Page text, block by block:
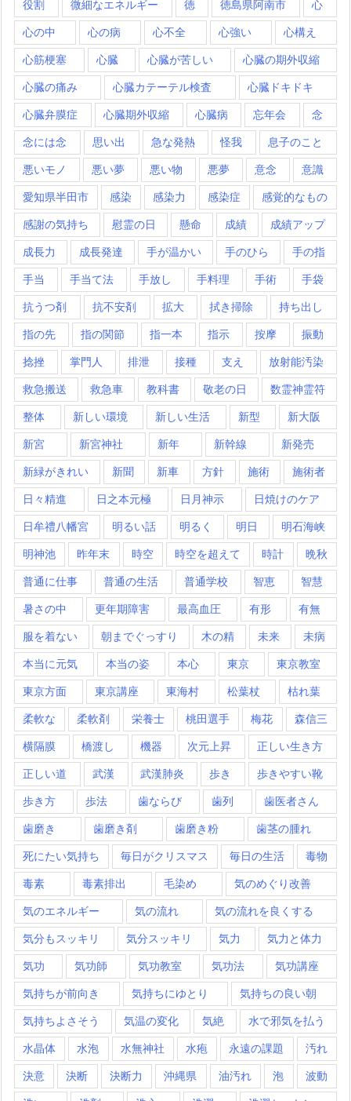
役割 微細なエネルギー 徳 徳島県阿南市 心
心の中 心の病 心不全 心強い 心構え
心筋梗塞 心臓 心臓が苦しい 心臓の期外収縮
心臓の痛み 心臓カテーテル検査 心臓ドキドキ
心臓弁膜症 心臓期外収縮 心臓病 忘年会 念
念には念 思い出 急な発熱 怪我 息子のこと
悪いモノ 悪い夢 悪い物 悪夢 意念 意識
愛知県半田市 感染 感染力 感染症 感覚的なもの
感謝の気持ち 慰霊の日 懸命 成績 成績アップ
成長力 成長発達 手が温かい 手のひら 手の指
手当 手当て法 手放し 手料理 手術 手袋
抗うつ剤 抗不安剤 拡大 拭き掃除 持ち出し
指の先 指の関節 指一本 指示 按摩 振動
捻挫 掌門人 排泄 接種 支え 放射能汚染
救急搬送 救急車 教科書 敬老の日 数霊神霊符
整体 新しい環境 新しい生活 新型 新大阪
新宮 新宮神社 新年 新幹線 新発売
新緑がきれい 新聞 新車 方針 施術 施術者
日々精進 日之本元極 日月神示 日焼けのケア
日牟禮八幡宮 明るい話 明るく 明日 明石海峡
明神池 昨年末 時空 時空を超えて 時計 晩秋
普通に仕事 普通の生活 普通学校 智恵 智慧
暑さの中 更年期障害 最高血圧 有形 有無
服を着ない 朝までぐっすり 木の精 未来 未病
本当に元気 本当の姿 本心 東京 東京教室
東京方面 東京講座 東海村 松葉杖 枯れ葉
柔軟な 柔軟剤 栄養士 桃田選手 梅花 森信三
横隔膜 橋渡し 機器 次元上昇 正しい生き方
正しい道 武漢 武漢肺炎 歩き 歩きやすい靴
歩き方 歩法 歯ならび 歯列 歯医者さん
歯磨き 歯磨き剤 歯磨き粉 歯茎の腫れ
死にたい気持ち 毎日がクリスマス 毎日の生活 毒物
毒素 毒素排出 毛染め 気のめぐり改善
気のエネルギー 気の流れ 気の流れを良くする
気分もスッキリ 気分スッキリ 気力 気力と体力
気功 気功師 気功教室 気功法 気功講座
気持ちが前向き 気持ちにゆとり 気持ちの良い朝
気持ちよさそう 気温の変化 気絶 水で邪気を払う
水晶体 水泡 水無神社 水疱 永遠の課題 汚れ
決意 決断 決断力 沖縄県 油汚れ 泡 波動